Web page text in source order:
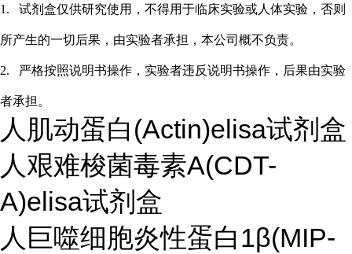
1. 试剂盒仅供研究使用，不得用于临床实验或人 体实验，否则
所产生的一切后果，由实验者承担，本公司概不负责。
2. 严格按照说明书操作，实验者违反说明书操作，后果由实验
者承担。
人肌动蛋白(Actin)elisa试剂盒
人艰难梭菌毒素A(CDT-
A)elisa试剂盒
人巨噬细胞炎性蛋白1β(MIP-